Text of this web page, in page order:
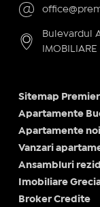
Bulevardul
IMOBILIARE
Sitemap
Apartamente
Apartamente
Vanzari
Ansambluri
Imobiliare
Broker Credite